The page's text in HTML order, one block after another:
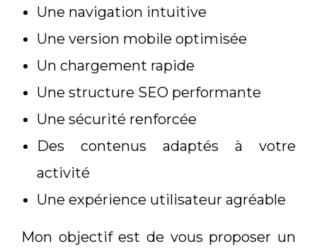
Une navigation intuitive
Une version mobile optimisée
Un chargement rapide
Une structure SEO performante
Une sécurité renforcée
Des contenus adaptés à votre
activité
Une expérience utilisateur agréable
Mon objectif est de vous proposer un